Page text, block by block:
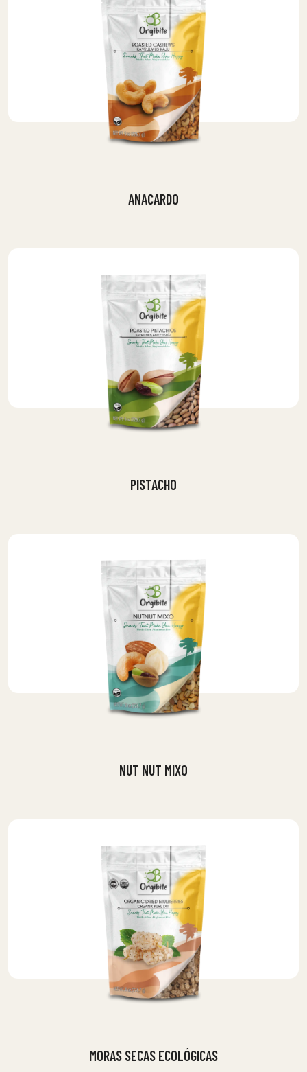
ANACARDO
PISTACHO
NUT NUT MIXO
MORAS SECAS ECOLÓGICAS